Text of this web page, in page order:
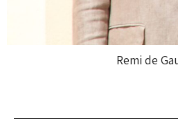
Remi de